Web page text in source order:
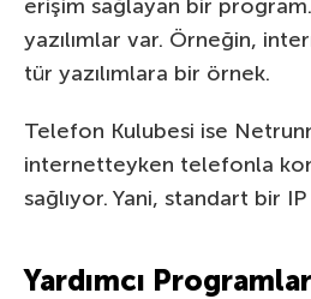
erişim sağlayan bir
yazılımlar var. Örneğin,
tür yazılımlara bir örnek.
Telefon Kulubesi ise
internetteyken telefonla
sağlıyor. Yani, standart bir
Yardımcı Programlar